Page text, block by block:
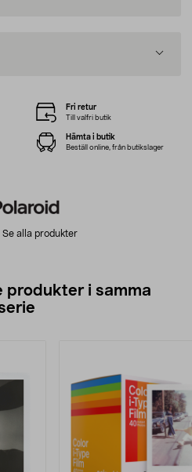
Se alla produkter
Fri retur
Till valfri butik
Hämta i butik
Beställ online, från butikslager
produkter i samma